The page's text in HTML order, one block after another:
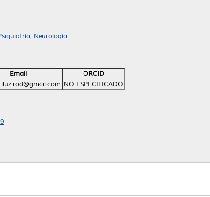
Neurología
Email
ORCID
NO ESPECIFICADO